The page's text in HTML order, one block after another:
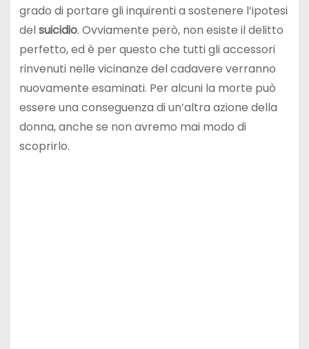
grado di portare gli inquirenti a sostenere l’ipotesi
delsuicidio. Ovviamente però, non esiste il delitto
perfetto, ed è per questo che tutti gli accessori
rinvenuti nelle vicinanze del cadavere verranno
nuovamente esaminati. Per alcuni la morte può
essere una conseguenza di un’altra azione della
donna, anche se non avremo mai modo di
scoprirlo.